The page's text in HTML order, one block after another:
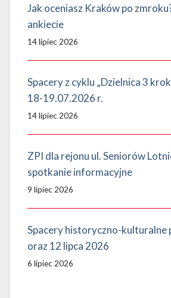
Jak oceniasz Kraków po
ankiecie
14 lipiec 2026
Spacery z cyklu „Dzielnica 3
18-19.07.2026 r.
14 lipiec 2026
ZPI dla rejonu ul. Seniorów
spotkanie informacyjne
9 lipiec 2026
Spacery historyczno-kulturalne
oraz 12 lipca 2026
6 lipiec 2026